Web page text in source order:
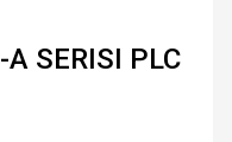
SERISI PLC